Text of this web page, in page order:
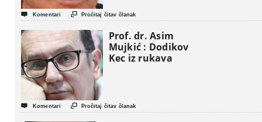
 Komentari  Pročitaj čitav članak
Prof. dr. Asim
Mujkić : Dodikov
Kec iz rukava
 Komentari  Pročitaj čitav članak